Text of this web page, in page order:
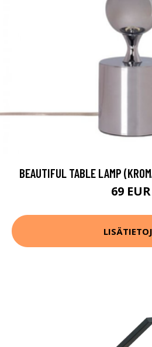
BEAUTIFUL TABLE LAMP
69 EUR